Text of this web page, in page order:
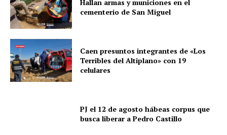
Hallan armas y municiones en el
cementerio de San Miguel
Caen presuntos integrantes de «Los
Terribles del Altiplano» con 19
celulares
PJ el 12 de agosto hábeas corpus que
busca liberar a Pedro Castillo